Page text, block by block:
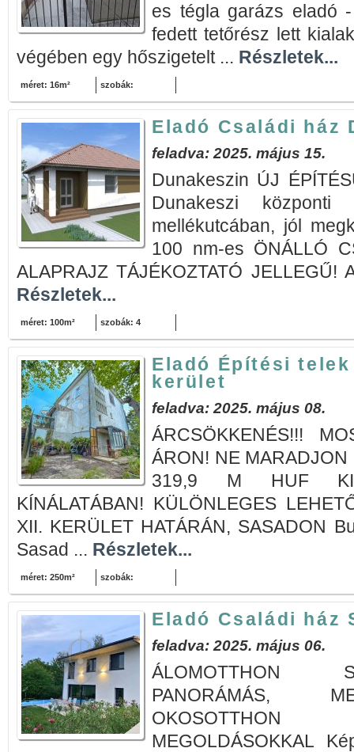
es tégla garázs eladó
fedett tetőrész lett
végében egy hőszigetelt ... Részletek...
méret: 16m² szobák:
Eladó Családi ház
feladva: 2025. május 15.
Dunakeszin ÚJ
Dunakeszi
mellékutcában, jól
100 nm-es ÖNÁLLÓ
ALAPRAJZ TÁJÉKOZTATÓ JELLEGŰ!
Részletek...
méret: 100m² szobák: 4
Eladó Építési
kerület
feladva: 2025. május 08.
ÁRCSÖKKENÉS!!!
ÁRON! NE
319,9 M HUF
KÍNÁLATÁBAN! KÜLÖNLEGES
XII. KERÜLET HATÁRÁN, SASADON
Sasad ... Részletek...
méret: 250m² szobák:
Eladó Családi ház
feladva: 2025. május 06.
ÁLOMOTTHON
PANORÁMÁS,
OKOSOTTHON
MEGOLDÁSOKKAL